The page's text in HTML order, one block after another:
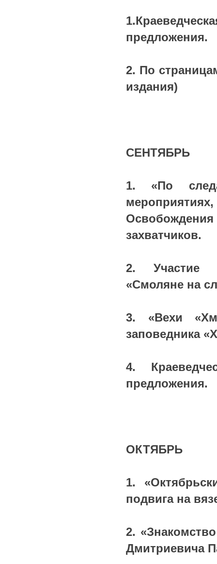
предложения.
2. По
издания)
СЕНТЯБРЬ
1. «По
захватчиков.
2. Участие в
«Смоляне на
3. «Вехи
заповедника
4.
предложения.
ОКТЯБРЬ
1.
подвига на
2.
Дмитриевича